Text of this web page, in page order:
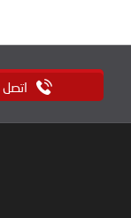
اتصل